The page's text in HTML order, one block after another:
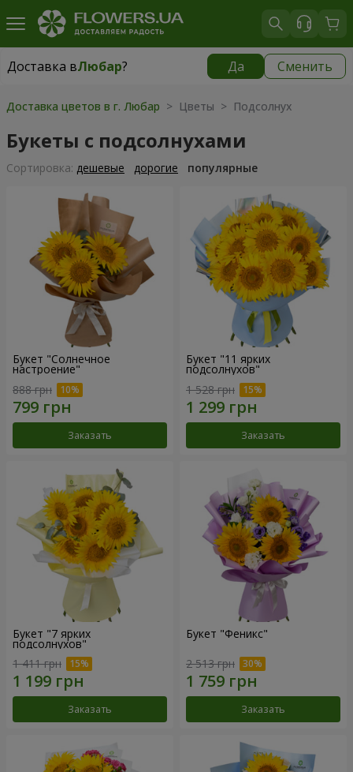
Доставка вЛюбар? Да Сменить
Доставка вЛюбар|
Доставка цветов в г. Любар > Цветы > Подсолнух
Букеты с подсолнухами
Cортировка: дешевые дорогие популярные
Букет "Солнечное
настроение"
888 грн
Заказать
Букет "11 ярких
подсолнухов"
1 528 грн
Заказать
Букет "7 ярких
подсолнухов"
1 411 грн
Заказать
Букет "Феникс"
2 513 грн
Заказать